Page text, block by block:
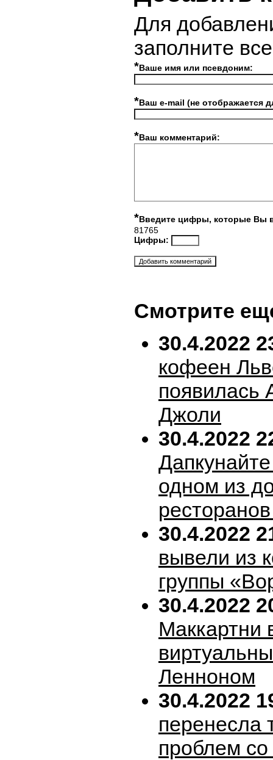
Для
заполните
*Ваше имя или псевдоним:
*Ваш e-mail (не отображается
*Ваш комментарий:
*Введите цифры, которые Вы
81765
Цифры:
Смотрите
30.4.2022
кофеен
появилась
Джоли
30.4.2022
одном из
30.4.2022
вывели из
группы
30.4.2022
Маккартни
Ленноном
30.4.2022
перенесла
проблем